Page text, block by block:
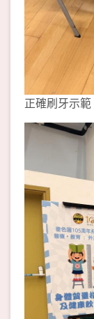
正確刷牙示範